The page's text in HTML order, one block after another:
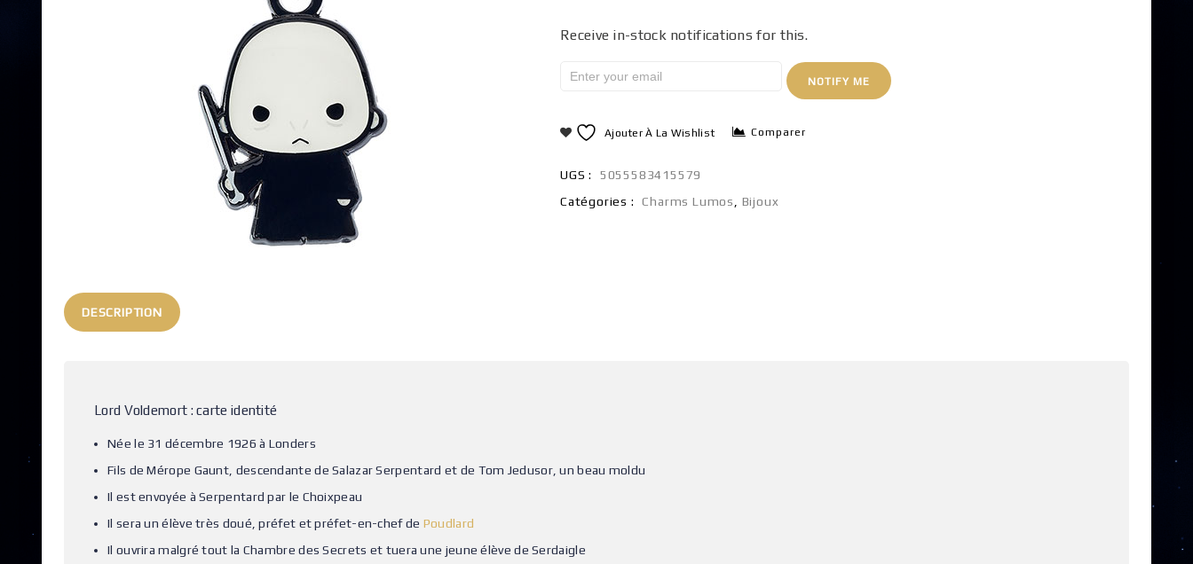
Receive in-stock notifications for this.
NOTIFY ME
Ajouter À La Wishlist Comparer
UGS :
5055583415579
Catégories :
Charms Lumos Bijoux
DESCRIPTION
Lord Voldemort : carte identité
Née le 31 décembre 1926 à Londers
Fils de Mérope Gaunt, descendante de Salazar Serpentard et de Tom Jedusor, un beau moldu
Il est envoyée à Serpentard par le Choixpeau
Il sera un élève très doué, préfet et préfet-en-chef de Poudlard
Il ouvrira malgré tout la Chambre des Secrets et tuera une jeune élève de Serdaigle